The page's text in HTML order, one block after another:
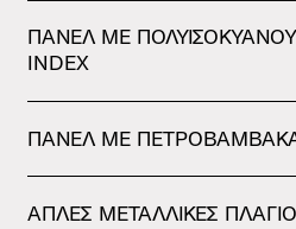
ΠΑΝΕΛ ΜΕ
INDEX
ΠΑΝΕΛ ΜΕ
ΑΠΛΕΣ ΜΕΤΑΛΛΙΚΕΣ